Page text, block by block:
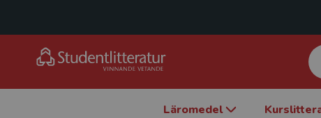
Läromedel